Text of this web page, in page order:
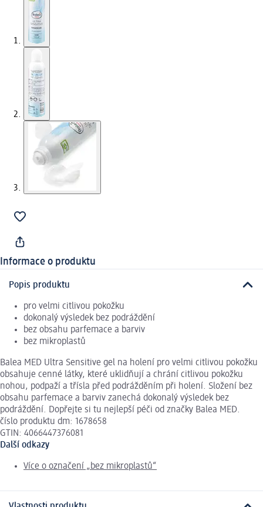
Informace o produktu
Popis produktu
pro velmi citlivou pokožku
dokonalý výsledek bez podráždění
bez obsahu parfemace a barviv
bez mikroplastů
Balea MED Ultra Sensitive gel na holení pro velmi citlivou pokožku
obsahuje cenné látky, které uklidňují a chrání citlivou pokožku
nohou, podpaží a třísla před podrážděním při holení. Složení bez
obsahu parfemace a barviv zanechá dokonalý výsledek bez
podráždění. Dopřejte si tu nejlepší péči od značky Balea MED.
číslo produktu dm: 1678658
GTIN: 4066447376081
Další odkazy
Více o označení „bez mikroplastů“